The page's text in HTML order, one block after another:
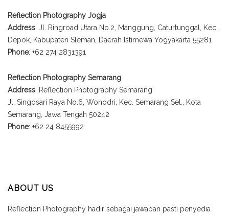
Reflection Photography Jogja
Address: Jl. Ringroad Utara No.2, Manggung, Caturtunggal, Kec.
Depok, Kabupaten Sleman, Daerah Istimewa Yogyakarta 55281
Phone: +62 274 2831391
Reflection Photography Semarang
Address: Reflection Photography Semarang
Jl. Singosari Raya No.6, Wonodri, Kec. Semarang Sel., Kota
Semarang, Jawa Tengah 50242
Phone: +62 24 8455992
ABOUT US
Reflection Photography hadir sebagai jawaban pasti penyedia